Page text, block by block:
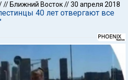
// Ближний Восток//30 апреля 2018
40 лет отвергают все